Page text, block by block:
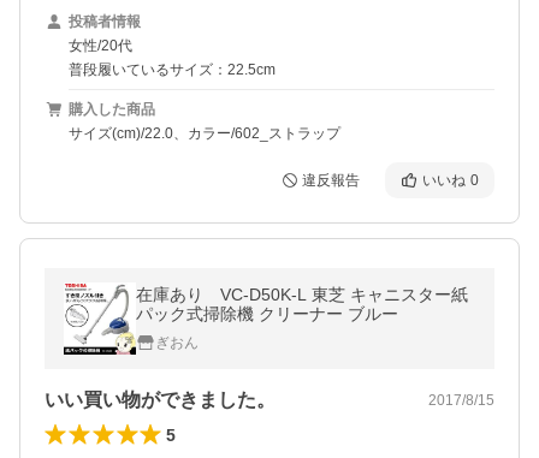
投稿者情報
女性/20代
普段履いているサイズ：22.5cm
購入した商品
サイズ(cm)/22.0、カラー/602_ストラップ
違反報告 いいね 0
在庫あり VC-D50K-L 東芝 キャニスター紙
パック式掃除機 クリーナー ブルー
ぎおん
いい買い物ができました。 2017/8/15
5